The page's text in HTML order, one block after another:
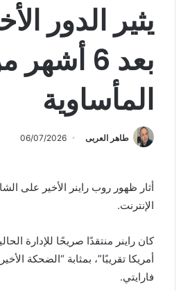
يثير الدور
بعد 6
المأساوية
طاهر العربى 06/07/2026
الإنترنت.
كان راينر منتقدًا صريحًا للإدارة
أمريكا تقريبًا”، بمثابة “الضحكة
فارايتي.